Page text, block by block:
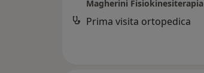
Magherini Fisiokinesiterapia
Prima visita ortopedica